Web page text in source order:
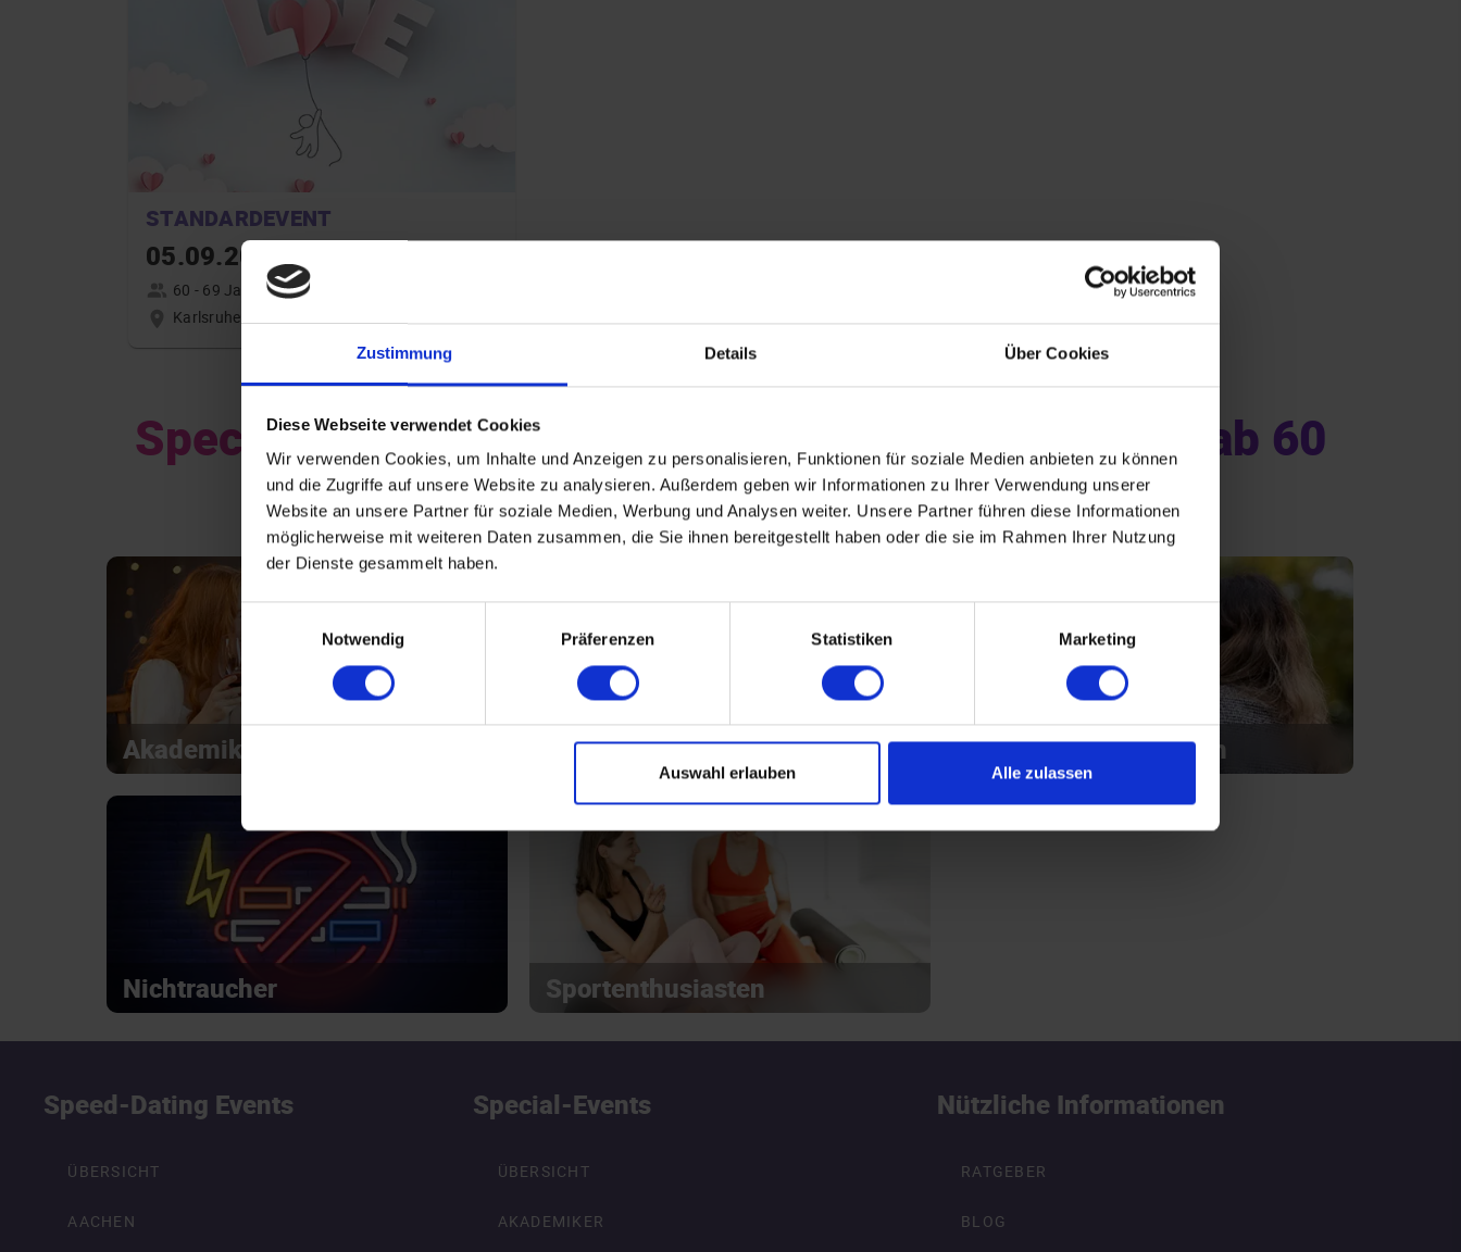
Zustimmung Details Über Cookies
Diese Webseite verwendet Cookies
Wir verwenden Cookies, um Inhalte und Anzeigen zu personalisieren, Funktionen für soziale Medien anbieten zu können
und die Zugriffe auf unsere Website zu analysieren. Außerdem geben wir Informationen zu Ihrer Verwendung unserer
Website an unsere Partner für soziale Medien, Werbung und Analysen weiter. Unsere Partner führen diese Informationen
möglicherweise mit weiteren Daten zusammen, die Sie ihnen bereitgestellt haben oder die sie im Rahmen Ihrer Nutzung
der Dienste gesammelt haben.
Notwendig
Präferenzen Statistiken Marketing
Auswahl erlauben Alle zulassen
STANDARDEVENT
05.09.2026 19:00
60 - 69 Jahre
Karlsruhe
Special Events in Karlsruhe für lesbische Singles ab 60
Jahren
Akademiker Füreinander bestimmt Introvertiert glücklich
Nichtraucher Sportenthusiasten
Speed-Dating Events
ÜBERSICHT
AACHEN
Special-Events
ÜBERSICHT
AKADEMIKER
Nützliche Informationen
RATGEBER
BLOG